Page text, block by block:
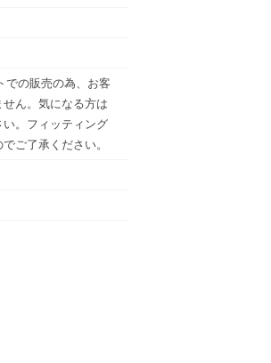
での販売の為、お客
ん。気になる方は
。フィッティング
ご了承ください。